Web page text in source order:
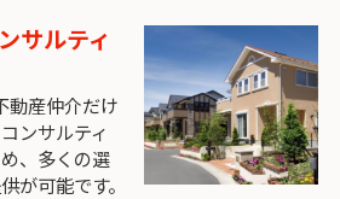
サルティ
動産仲介だけ
ンサルティ
、多くの選
が可能です。